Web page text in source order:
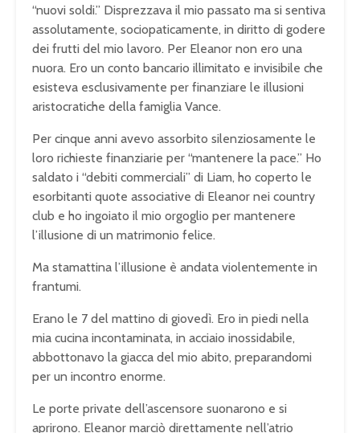
“nuovi soldi.” Disprezzava il mio passato ma si sentiva
assolutamente, sociopaticamente, in diritto di godere
dei frutti del mio lavoro. Per Eleanor non ero una
nuora. Ero un conto bancario illimitato e invisibile che
esisteva esclusivamente per finanziare le illusioni
aristocratiche della famiglia Vance.
Per cinque anni avevo assorbito silenziosamente le
loro richieste finanziarie per “mantenere la pace.” Ho
saldato i “debiti commerciali” di Liam, ho coperto le
esorbitanti quote associative di Eleanor nei country
club e ho ingoiato il mio orgoglio per mantenere
l’illusione di un matrimonio felice.
Ma stamattina l’illusione è andata violentemente in
frantumi.
Erano le 7 del mattino di giovedì. Ero in piedi nella
mia cucina incontaminata, in acciaio inossidabile,
abbottonavo la giacca del mio abito, preparandomi
per un incontro enorme.
Le porte private dell’ascensore suonarono e si
aprirono. Eleanor marciò direttamente nell’atrio